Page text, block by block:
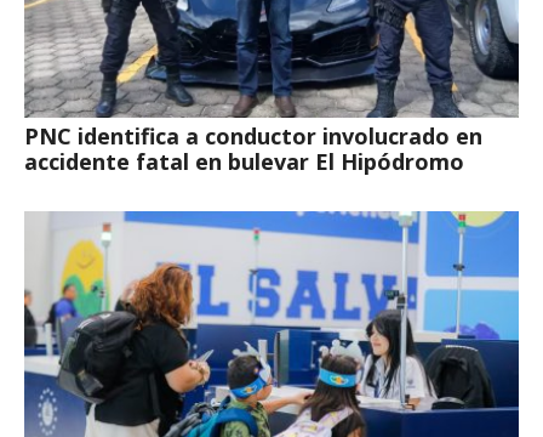
PNC identifica a conductor involucrado en
accidente fatal en bulevar El Hipódromo